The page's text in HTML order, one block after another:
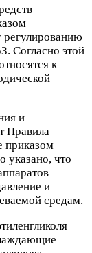
регулированию
Согласно этой
к
и
Правила
приказом
указано, что
и
средам.